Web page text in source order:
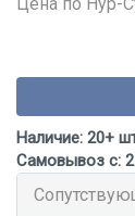
Наличие: 20+
Самовывоз с: